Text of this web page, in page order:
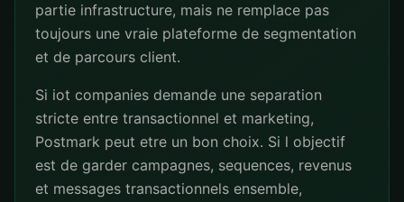
partie infrastructure, mais ne remplace pas
toujours une vraie plateforme de segmentation
et de parcours client.
Si iot companies demande une separation
stricte entre transactionnel et marketing,
Postmark peut etre un bon choix. Si l objectif
est de garder campagnes, sequences, revenus
et messages transactionnels ensemble,